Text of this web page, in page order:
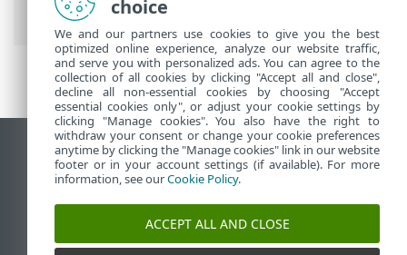
PROTECT 简介
查看桌面站点
End of Life
ESET 知识库
choice
We and our partners use cookies to give you the best
optimized online experience, analyze our website traffic,
and serve you with personalized ads. You can agree to the
collection of all cookies by clicking "Accept all and close",
decline all non-essential cookies by choosing "Accept
essential cookies only", or adjust your cookie settings by
clicking "Manage cookies". You also have the right to
withdraw your consent or change your cookie preferences
anytime by clicking the "Manage cookies" link in our website
footer or in your account settings (if available). For more
information, see ourCookie Policy.
ACCEPT ALL AND CLOSE